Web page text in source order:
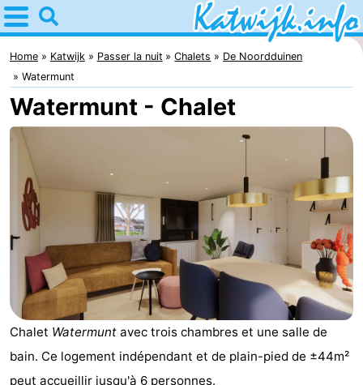
Home
Katwijk
Astuces
Avec
enfants
Passer
nuit
Appartements
Campings
Chaumières
-
Home Katwijk Passer la nuit Chalets
De Noordduinen
Watermunt
Watermunt - Chalet
Chalet Watermunt avec trois chambres et une salle de
bain. Ce logement indépendant et de plain-pied de ±44m²
peut accueillir jusqu'à 6 personnes.